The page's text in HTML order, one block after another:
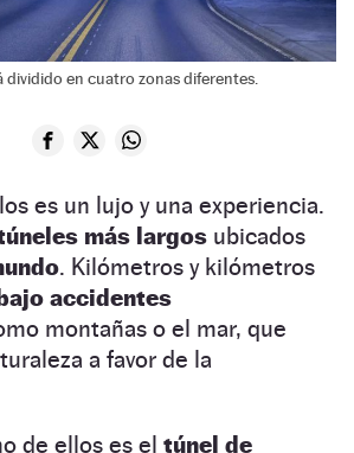
en cuatro zonas diferentes.
es un lujo y una experiencia.
más largos ubicados
. Kilómetros y kilómetros
accidentes
montañas o el mar, que
a favor de la
de ellos es el túnel de